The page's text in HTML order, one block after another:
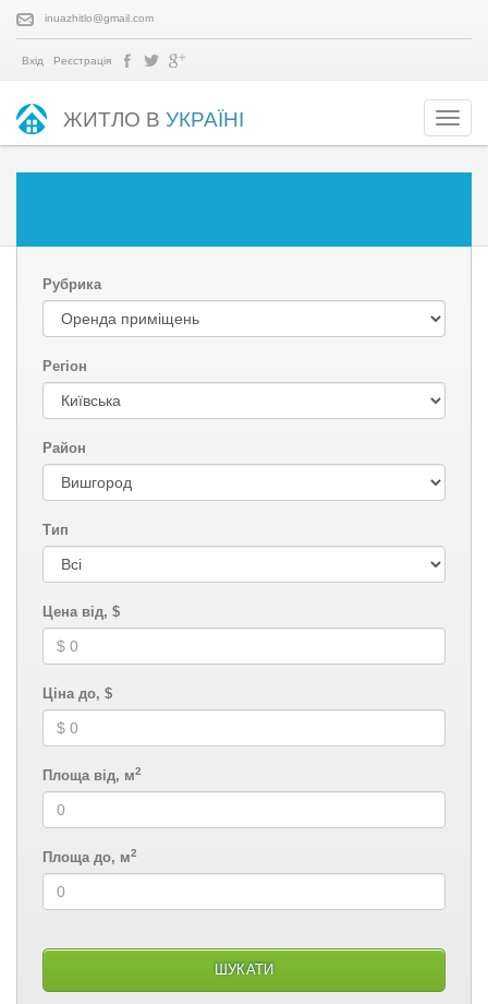
inuazhitlo@gmail.com
Вхід Реєстрація
ЖИТЛО В УКРАЇНІ
Рубрика
Регіон
Район
Тип
Цена від, $
Ціна до, $
Площа від, м2
Площа до, м2